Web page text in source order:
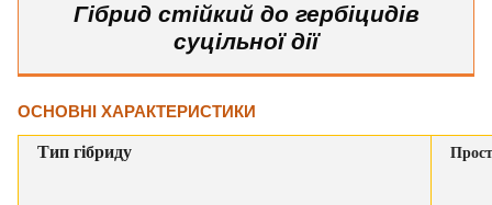
Гібрид стійкий до гербіцидів
суцільної дії
ОСНОВНІ ХАРАКТЕРИСТИКИ
Тип гібриду